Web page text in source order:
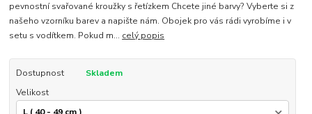
pevnostní svařované kroužky s řetízkem Chcete jiné barvy? Vyberte si z
našeho vzorníku barev a napište nám. Obojek pro vás rádi vyrobíme i v
setu s vodítkem. Pokud m... celý popis
Dostupnost
Skladem
Velikost